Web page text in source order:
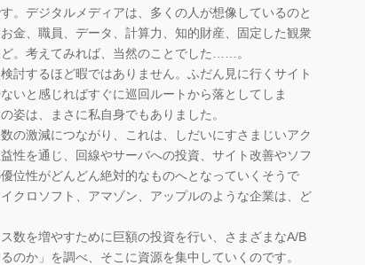
。デジタルメディアは、多くの人が想像しているのと
金、職員、データ、計算力、知的財産、固定した観衆
。考えてみれば、当然のことでした……。
討するほど暇ではありません。ふだん見に行くサイト
いと感じればすぐに巡回ルートから落としてしま
は、まさに私自身でもありました。
の激減につながり、これは、しだいにすさまじいアク
性を通じ、回線やサーバへの投資、サイト改善やソフ
位性がどんどん絶対的なものへとなっていくそうで
クロソフト、アマゾン、アップルのような企業は、ど
数を増やすために巨額の投資を行い、さまざまなA/B
のか」を調べ、そこに資源を集中していくのです。